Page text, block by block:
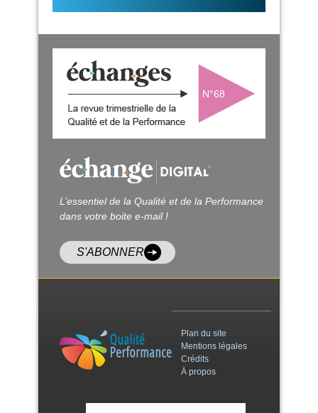
N°68
L’essentiel de la Qualité et de la Performance
dans votre boite e-mail !
S'ABONNER
Plan du site
Mentions légales
Crédits
À propos